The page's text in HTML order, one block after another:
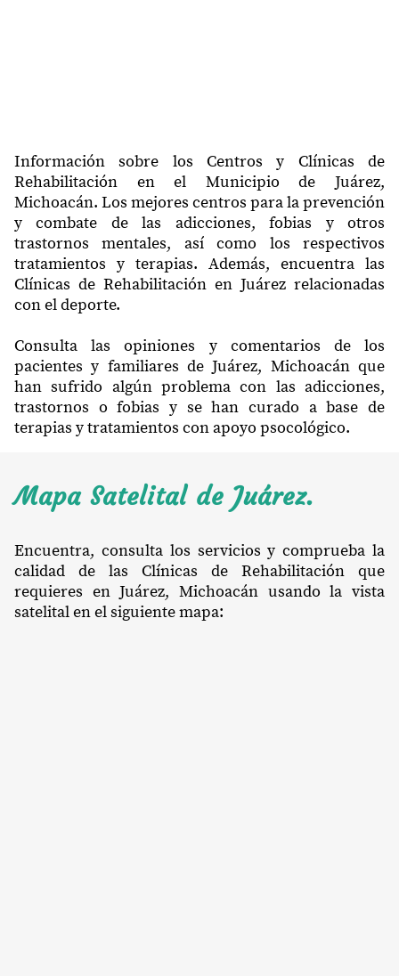
Información sobre los Centros y Clínicas de
Rehabilitación en el Municipio de Juárez,
Michoacán. Los mejores centros para la prevención
y combate de las adicciones, fobias y otros
trastornos mentales, así como los respectivos
tratamientos y terapias. Además, encuentra las
Clínicas de Rehabilitación en Juárez relacionadas
con el deporte.
Consulta las opiniones y comentarios de los
pacientes y familiares de Juárez, Michoacán que
han sufrido algún problema con las adicciones,
trastornos o fobias y se han curado a base de
terapias y tratamientos con apoyo psocológico.
Mapa Satelital de Juárez.
Encuentra, consulta los servicios y comprueba la
calidad de las Clínicas de Rehabilitación que
requieres en Juárez, Michoacán usando la vista
satelital en el siguiente mapa: